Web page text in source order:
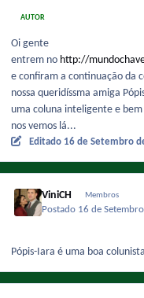
AUTOR
Oi gente
entrem no http://
e confiram a continuação da
nossa queridíssma amiga
uma coluna inteligente e
nos vemos lá...
Editado 16 de Setembro
ViniCH Membros
Postado 16 de
Pópis-Iara é uma boa